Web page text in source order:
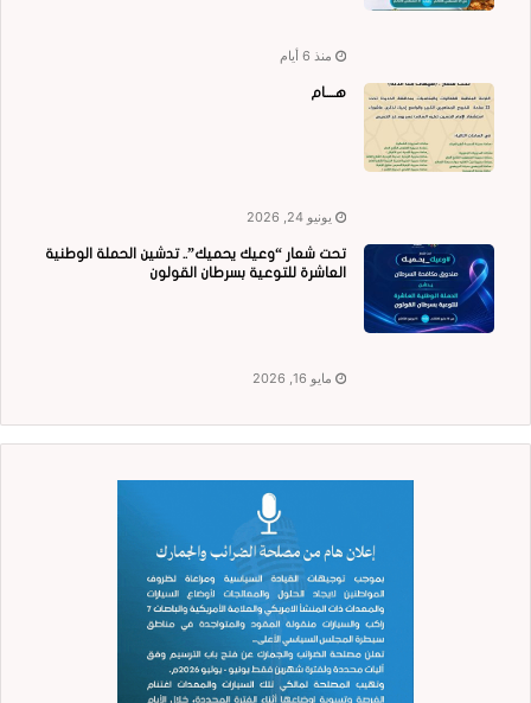
منذ 6 أيام
هــــام
يونيو 24, 2026
تحت شعار “وعيك يحميك”.. تدشين الحملة الوطنية
العاشرة للتوعية بسرطان القولون
مايو 16, 2026